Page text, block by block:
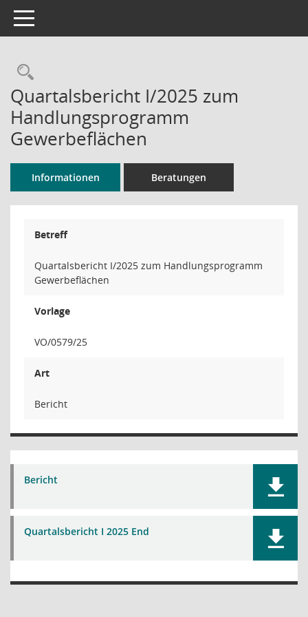
Toggle navigation
Rechercheauswahl
Quartalsbericht I/2025 zum
Handlungsprogramm
Gewerbeflächen
Informationen Beratungen
Betreff
Quartalsbericht I/2025 zum Handlungsprogramm
Gewerbeflächen
Vorlage
VO/0579/25
Art
Bericht
Bericht
Quartalsbericht I 2025 End